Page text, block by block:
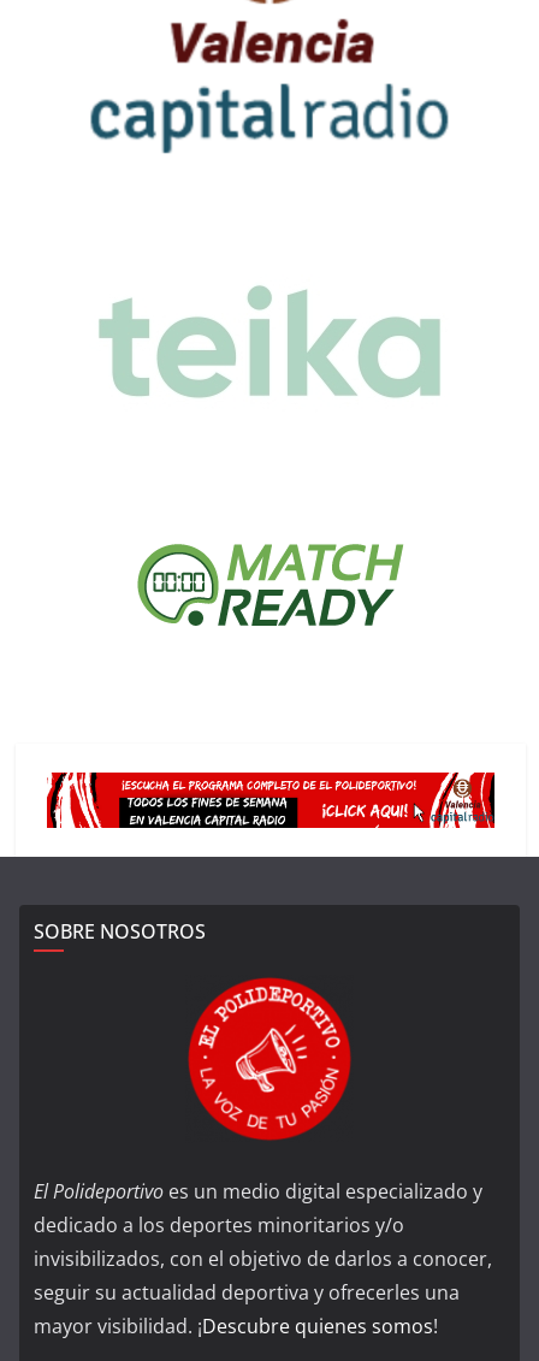
SOBRE NOSOTROS
El Polideportivo es un medio digital especializado y
dedicado a los deportes minoritarios y/o
invisibilizados, con el objetivo de darlos a conocer,
seguir su actualidad deportiva y ofrecerles una
mayor visibilidad. ¡Descubre quienes somos!